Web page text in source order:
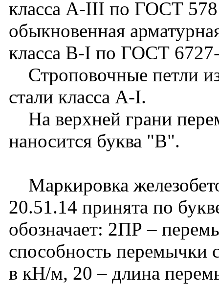
класса А-III по ГОСТ
обыкновенная
класса В-I по ГОСТ
Строповочные петли
стали класса А-I.
На верхней грани
наносится буква "В".
Маркировка
20.51.14 принята по
обозначает: 2ПР –
способность перемычки
в кН/м, 20 – длина